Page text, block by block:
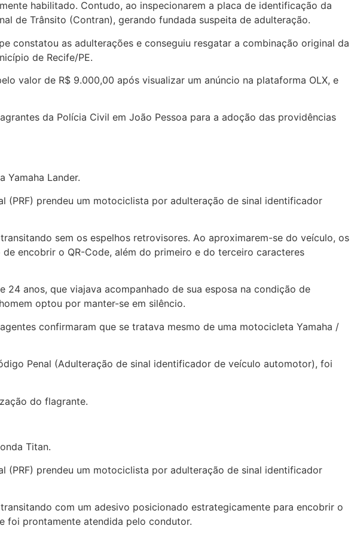
habilitado. Contudo, ao inspecionarem a placa de identificação da
de Trânsito (Contran), gerando fundada suspeita de adulteração.
constatou as adulterações e conseguiu resgatar a combinação original da
de Recife/PE.
valor de R$ 9.000,00 após visualizar um anúncio na plataforma OLX, e
da Polícia Civil em João Pessoa para a adoção das providências
Yamaha Lander.
(PRF) prendeu um motociclista por adulteração de sinal identificador
sem os espelhos retrovisores. Ao aproximarem-se do veículo, os
encobrir o QR-Code, além do primeiro e do terceiro caracteres
anos, que viajava acompanhado de sua esposa na condição de
optou por manter-se em silêncio.
confirmaram que se tratava mesmo de uma motocicleta Yamaha /
Penal (Adulteração de sinal identificador de veículo automotor), foi
do flagrante.
Titan.
(PRF) prendeu um motociclista por adulteração de sinal identificador
com um adesivo posicionado estrategicamente para encobrir o
foi prontamente atendida pelo condutor.